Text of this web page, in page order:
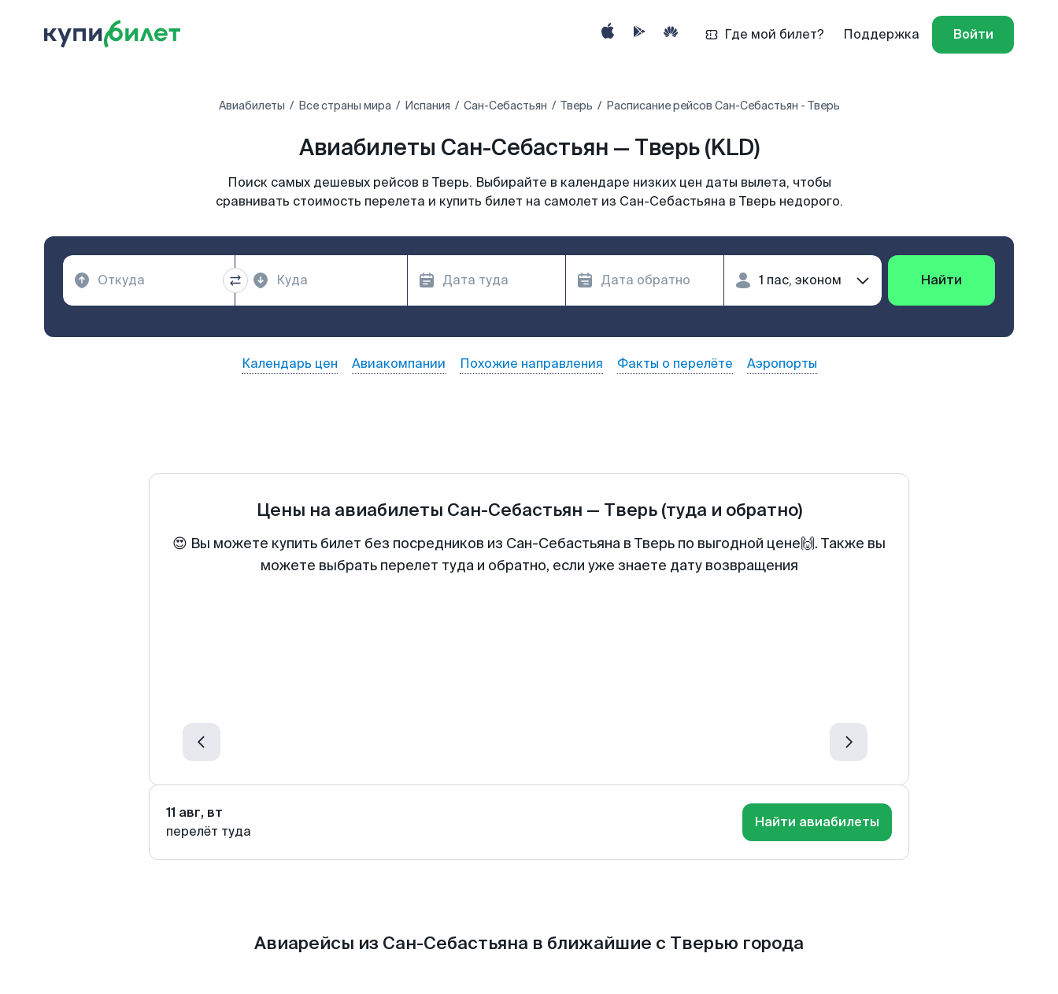
Где мой билет? Поддержка Войти
Авиабилеты Все страны мира Испания Сан-Себастьян Тверь Расписание рейсов Сан-Себастьян - Тверь
Авиабилеты Сан-Себастьян — Тверь (KLD)
Поиск самых дешевых рейсов в Тверь. Выбирайте в календаре низких цен даты вылета, чтобы
сравнивать стоимость перелета и купить билет на самолет из Сан-Себастьяна в Тверь недорого.
Найти
Календарь цен Авиакомпании Похожие направления Факты о перелёте Аэропорты
Цены на авиабилеты Сан-Себастьян — Тверь (туда и обратно)
😍 Вы можете купить билет без посредников из Сан-Себастьяна в Тверь по выгодной цене🙌. Также вы
можете выбрать перелет туда и обратно, если уже знаете дату возвращения
11 авг, вт
перелёт туда
Найти авиабилеты
Авиарейсы из Сан-Себастьяна в ближайшие с Тверью города